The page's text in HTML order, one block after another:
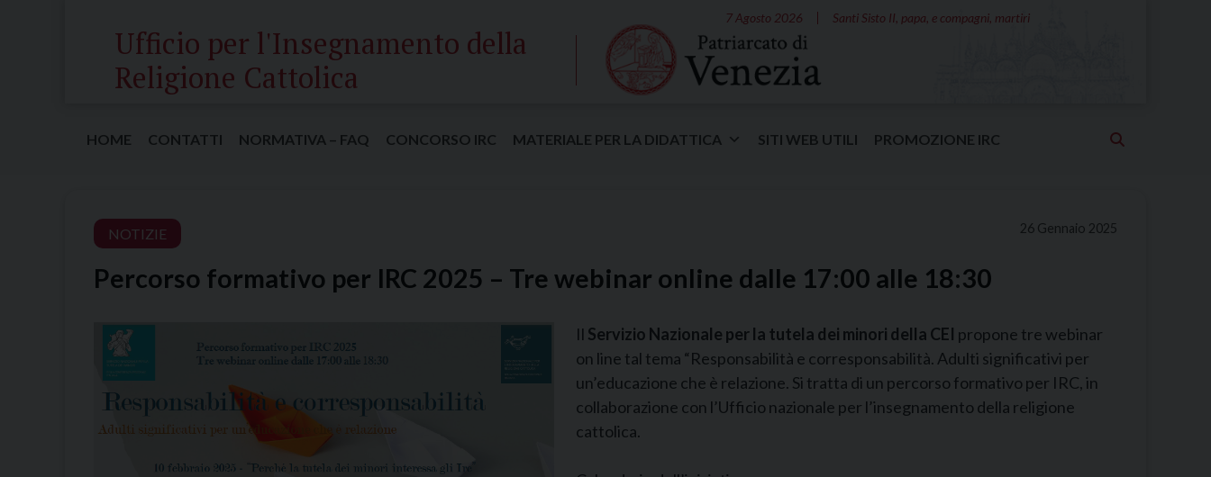
7 Agosto 2026 Santi Sisto II, papa, e compagni, martiri
Ufficio per l'Insegnamento della
Religione Cattolica
HOME CONTATTI NORMATIVA – FAQ CONCORSO IRC MATERIALE PER LA DIDATTICA SITI WEB UTILI PROMOZIONE IRC
26 Gennaio 2025
NOTIZIE
Percorso formativo per IRC 2025 – Tre webinar online dalle 17:00 alle 18:30
Il Servizio Nazionale per la tutela dei minori della CEI propone tre webinar
on line tal tema “Responsabilità e corresponsabilità. Adulti significativi per
un’educazione che è relazione. Si tratta di un percorso formativo per IRC, in
collaborazione con l’Ufficio nazionale per l’insegnamento della religione
cattolica.